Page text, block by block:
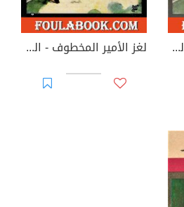
لغز الأمير المخطوف - الطبعة الرابعة لغز الأمير المخطوف - الطبعة السادسة